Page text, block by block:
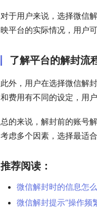
对于用户来说，选择微信
映平台的实际情况，用户
了解平台的解封流
此外，用户在选择微信解
和费用有不同的设定，用
总的来说，解封前的账号
考虑多个因素，选择最适
推荐阅读：
微信解封时的信息怎
微信解封提示“操作频